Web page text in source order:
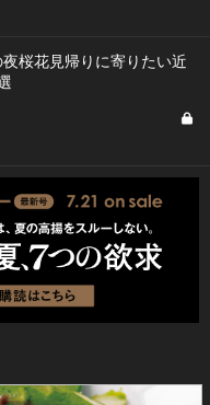
桜花見帰りに寄りたい近